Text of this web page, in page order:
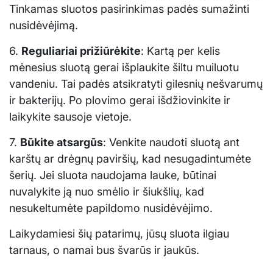
Tinkamas sluotos pasirinkimas padės sumažinti
nusidėvėjimą.
6. Reguliariai prižiūrėkite: Kartą per kelis
mėnesius sluotą gerai išplaukite šiltu muiluotu
vandeniu. Tai padės atsikratyti gilesnių nešvarumų
ir bakterijų. Po plovimo gerai išdžiovinkite ir
laikykite sausoje vietoje.
7. Būkite atsargūs: Venkite naudoti sluotą ant
karštų ar drėgnų paviršių, kad nesugadintumėte
šerių. Jei sluota naudojama lauke, būtinai
nuvalykite ją nuo smėlio ir šiukšlių, kad
nesukeltumėte papildomo nusidėvėjimo.
Laikydamiesi šių patarimų, jūsų sluota ilgiau
tarnaus, o namai bus švarūs ir jaukūs.